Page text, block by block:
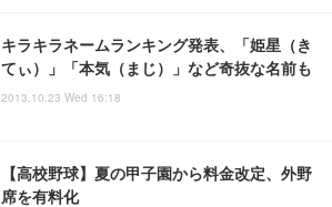
キラキラネームランキング発表、「姫星（き
てぃ）」「本気（まじ）」など奇抜な名前も
2013.10.23 Wed 16:18
【高校野球】夏の甲子園から料金改定、外野
席を有料化